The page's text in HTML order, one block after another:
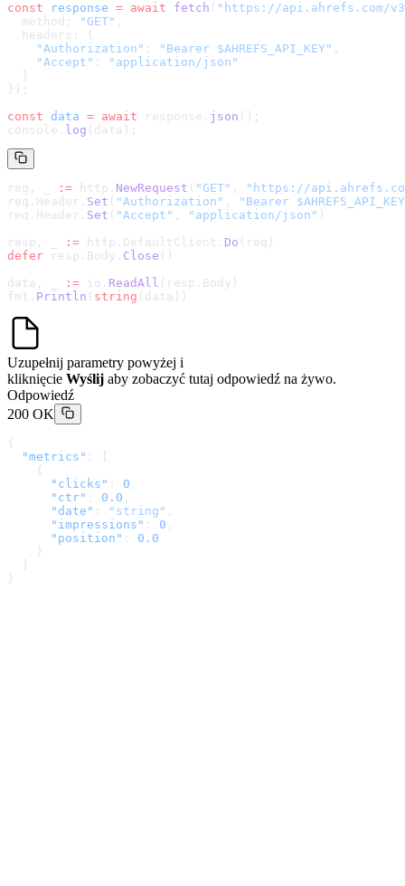
const response = await fetch ( " https://api.ahrefs.com/
  method:
"GET" ,
  headers: {
    "Authorization"
: "Bearer $AHREFS_API_KEY" ,
    "Accept"
:
"application/json"
  }
});
const data = await response. json ();
console. log (data);
req, _ := http. NewRequest ( "GET" , " https://
req.Header. Set ( "Authorization" ,
"Bearer
req.Header. Set ( "Accept" , "application/json" )
resp, _
:= http.DefaultClient. Do (req)
defer resp.Body. Close ()
data, _
:= io. ReadAll (resp.Body)
fmt. Println ( string (data))
Uzupełnij parametry powyżej i
kliknięcie Wyślij aby zobaczyć tutaj odpowiedź na żywo.
Odpowiedź
200 OK
{
  "metrics"
: [
    {
      "clicks"
: 0 ,
      "ctr"
: 0.0 ,
      "date"
: "string" ,
      "impressions"
: 0 ,
      "position"
: 0.0
    }
}